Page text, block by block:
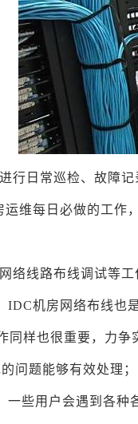
行日常巡检、故障记
运维每日必做的工作
络线路布线调试等工
IDC机房网络布线也
同样也很重要，力争
问题能够有效处理；
一些用户会遇到各种